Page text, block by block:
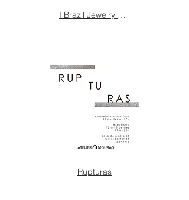
I Brazil Jewelry Week
Rupturas